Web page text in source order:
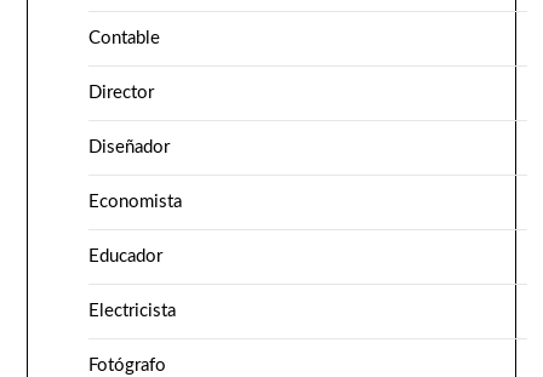
Contable
Director
Diseñador
Economista
Educador
Electricista
Fotógrafo